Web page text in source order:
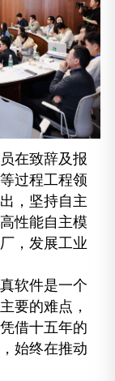
在致辞及报
过程工程领
，坚持自主
性能自主模
，发展工业
软件是一个
要的难点，
借十五年的
始终在推动